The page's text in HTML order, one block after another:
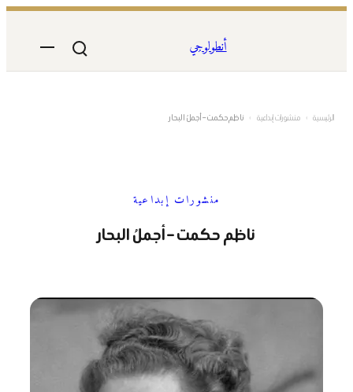
المحتوى
أنطولوجي
الرئيسية › منشورات إبداعية › ناظم حكمت – أجملُ البحار
منشورات إبداعية
ناظم حكمت – أجملُ البحار